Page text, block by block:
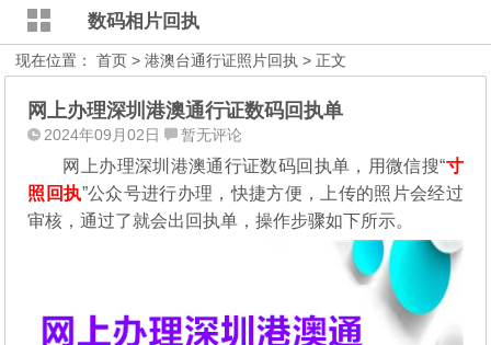
数码相片回执
现在位置：首页 >港澳台通行证照片回执 > 正文
网上办理深圳港澳通行证数码回执单
2024年09月02日 暂无评论
网上办理深圳港澳通行证数码回执单，用微信搜“寸
照回执”公众号进行办理，快捷方便，上传的照片会经过
审核，通过了就会出回执单，操作步骤如下所示。